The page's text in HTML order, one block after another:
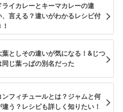
ライカレーとキーマカレーの違
、言える？違いがわかるレシピ付
葉としその違いが気になる！&じつ
同じ葉っぱの別名だった
ンフィチュールとは？ジャムと何
違う？レシピも詳しく知りたい！